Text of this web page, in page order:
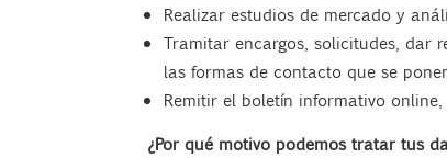
Realizar estudios de mercado y
Tramitar encargos, solicitudes, dar
las formas de contacto que se
Remitir el boletín informativo
¿Por qué motivo podemos tratar tus